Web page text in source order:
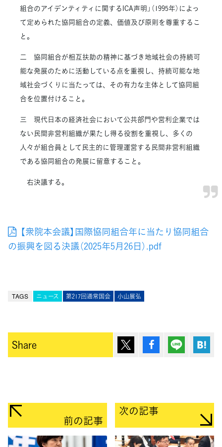
組合のアイデンティティに関するICA声明」（1995年）によっ
て定められた協同組合の定義、価値及び原則を尊重するこ
と。
二 協同組合が相互扶助の精神に基づき地域社会の持続可
能な発展のために活動している点を重視し、持続可能な地
域社会づくりに当たっては、その有力な主体として協同組
合を位置付けること。
三 現代日本の経済社会において公共部門や営利企業では
ない民間非営利組織が果たし得る役割を重視し、多くの
人々が組合員として民主的に管理運営する民間非営利組織
である協同組合の発展に留意すること。
右決議する。
【衆院本会議】国際協同組合年に当たり協同組合
の振興を図る決議（2025年5月26日）.pdf
TAGS ニュース 第217回通常国会 小山展弘
Share ポスト シェア Lineで送
前の記事
次の記事